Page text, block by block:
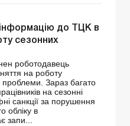
до ТЦК в
сезонних
роботодавець
на роботу
проблеми. Зараз багато
на сезонні
санкції за порушення
обліку в
запи...